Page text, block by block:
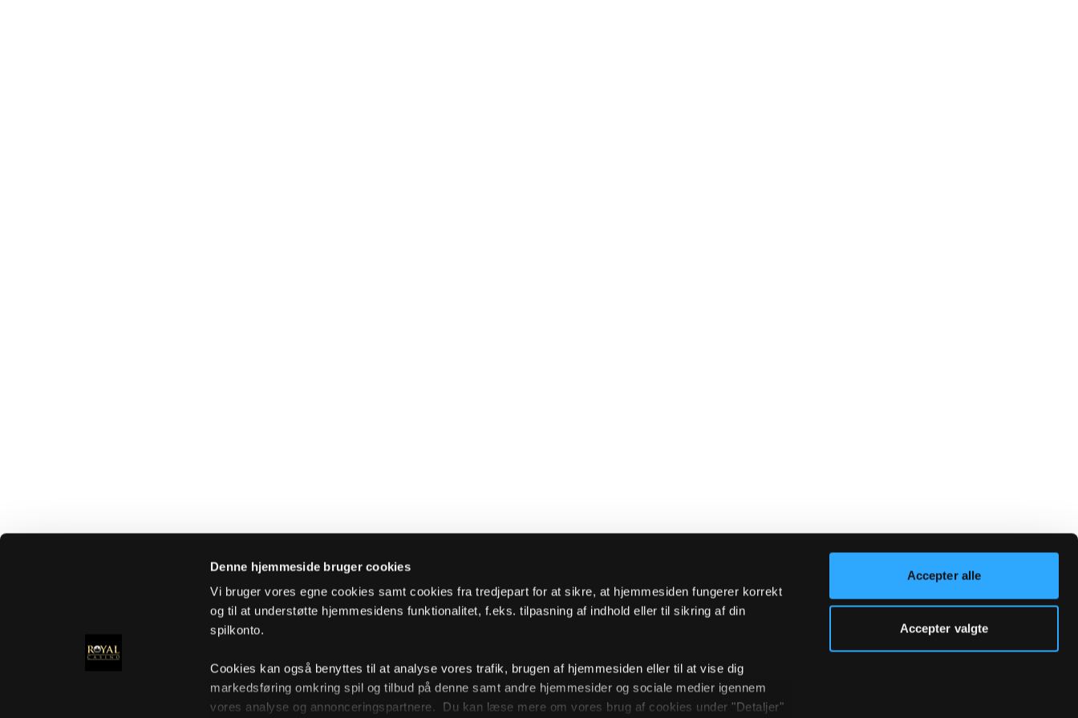
Denne hjemmeside bruger cookies
Vi bruger vores egne cookies samt cookies fra tredjepart for at sikre, at hjemmesiden fungerer korrekt
og til at understøtte hjemmesidens funktionalitet, f.eks. tilpasning af indhold eller til sikring af din
spilkonto.
Cookies kan også benyttes til at analyse vores trafik, brugen af hjemmesiden eller til at vise dig
markedsføring omkring spil og tilbud på denne samt andre hjemmesider og sociale medier igennem
vores analyse og annonceringspartnere. Du kan læse mere om vores brug af cookies under "Detaljer"
Accepter alle
Accepter valgte